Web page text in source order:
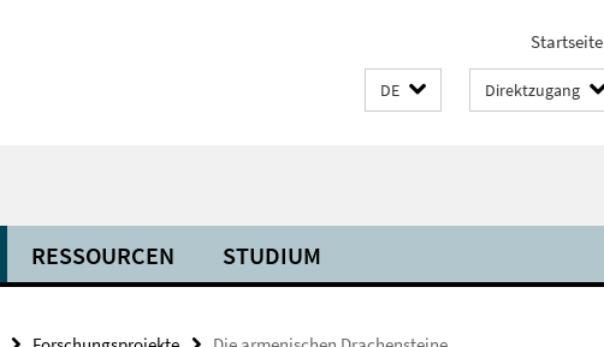
Startseite
DE Direktzugang
RESSOURCEN STUDIUM